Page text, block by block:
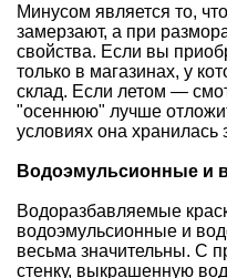
Минусом является то,
замерзают, а при
свойства. Если вы
только в магазинах, у
склад. Если летом —
"осеннюю" лучше
условиях она хранилась
Водоэмульсионные и
Водоразбавляемые
водоэмульсионные и
весьма значительны. С
стенку, выкрашенную